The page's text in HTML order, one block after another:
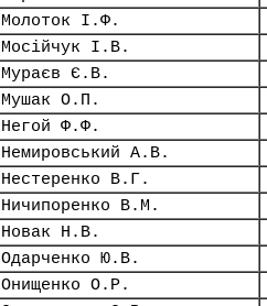
Молоток І.Ф.
Мосійчук І.В.
Мураєв Є.В.
Мушак О.П.
Негой Ф.Ф.
Немировський А.В.
Нестеренко В.Г.
Ничипоренко В.М.
Новак Н.В.
Одарченко Ю.В.
Онищенко О.Р.